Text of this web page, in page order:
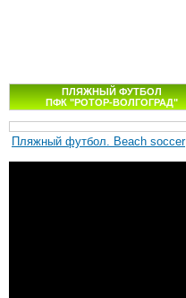
ПЛЯЖНЫЙ ФУТБОЛ
ПФК "РОТОР-ВОЛГОГРАД"
Пляжный футбол. Beach soccer